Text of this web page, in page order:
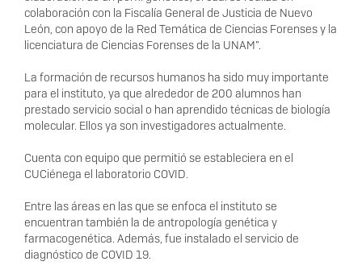
colaboración con la Fiscalía General de Justicia de Nuevo
León, con apoyo de la Red Temática de Ciencias Forenses y la
licenciatura de Ciencias Forenses de la UNAM”.
La formación de recursos humanos ha sido muy importante
para el instituto, ya que alrededor de 200 alumnos han
prestado servicio social o han aprendido técnicas de biología
molecular. Ellos ya son investigadores actualmente.
Cuenta con equipo que permitió se estableciera en el
CUCiénega el laboratorio COVID.
Entre las áreas en las que se enfoca el instituto se
encuentran también la de antropología genética y
farmacogenética. Además, fue instalado el servicio de
diagnóstico de COVID 19.